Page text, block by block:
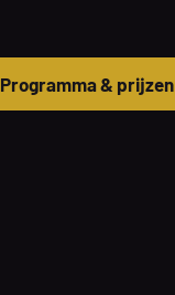
Programma & prijzen